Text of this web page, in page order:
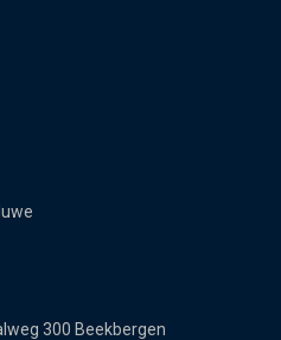
300 Beekbergen